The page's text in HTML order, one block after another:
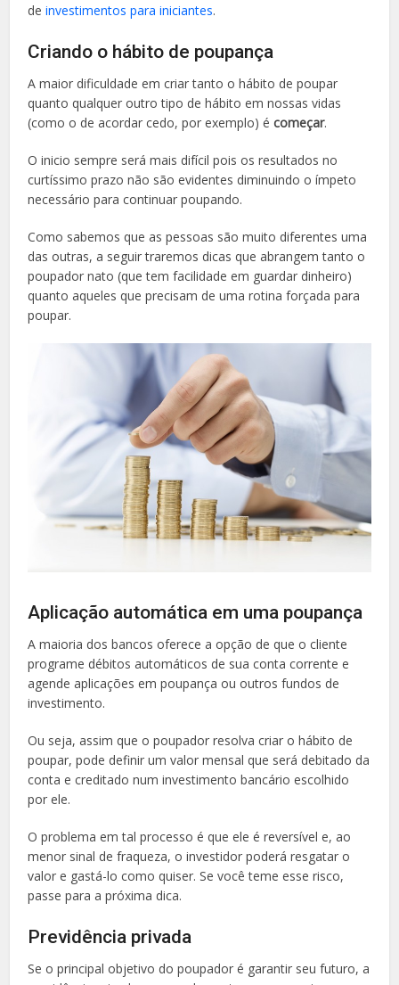
deinvestimentos para iniciantes.
Criando o hábito de poupança
A maior dificuldade em criar tanto o hábito de poupar
quanto qualquer outro tipo de hábito em nossas vidas
(como o de acordar cedo, por exemplo) écomeçar.
O inicio sempre será mais difícil pois os resultados no
curtíssimo prazo não são evidentes diminuindo o ímpeto
necessário para continuar poupando.
Como sabemos que as pessoas são muito diferentes uma
das outras, a seguir traremos dicas que abrangem tanto o
poupador nato (que tem facilidade em guardar dinheiro)
quanto aqueles que precisam de uma rotina forçada para
poupar.
Aplicação automática em uma poupança
A maioria dos bancos oferece a opção de que o cliente
programe débitos automáticos de sua conta corrente e
agende aplicações em poupança ou outros fundos de
investimento.
Ou seja, assim que o poupador resolva criar o hábito de
poupar, pode definir um valor mensal que será debitado da
conta e creditado num investimento bancário escolhido
por ele.
O problema em tal processo é que ele é reversível e, ao
menor sinal de fraqueza, o investidor poderá resgatar o
valor e gastá-lo como quiser. Se você teme esse risco,
passe para a próxima dica.
Previdência privada
Se o principal objetivo do poupador é garantir seu futuro, a